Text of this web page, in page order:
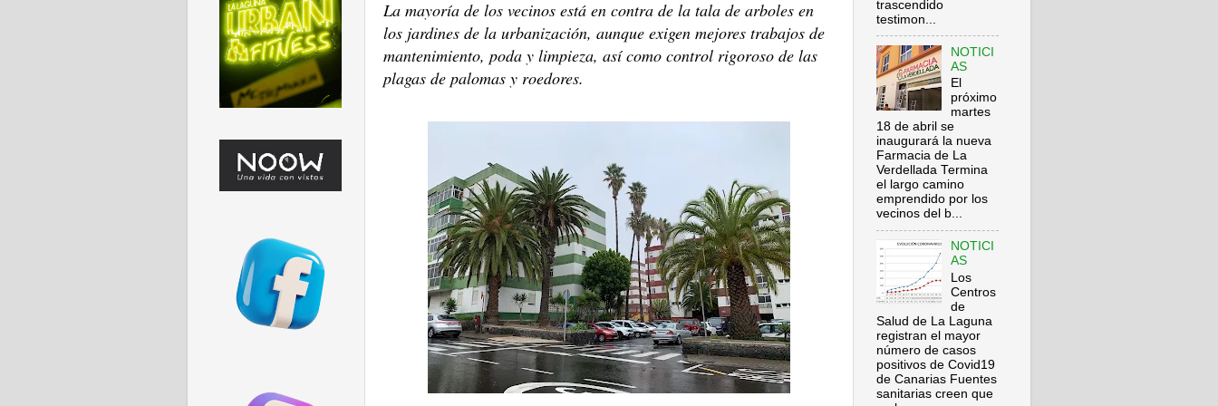
La mayoría de los vecinos está en contra de la tala de arboles en
los jardines de la urbanización, aunque exigen mejores trabajos de
mantenimiento, poda y limpieza, así como control rigoroso de las
plagas de palomas y roedores.
trascendido
testimon...
NOTICI
AS
El
próximo
martes
18 de abril se
inaugurará la nueva
Farmacia de La
Verdellada Termina
el largo camino
emprendido por los
vecinos del b...
NOTICI
AS
Los
Centros
de
Salud de La Laguna
registran el mayor
número de casos
positivos de Covid19
de Canarias Fuentes
sanitarias creen que